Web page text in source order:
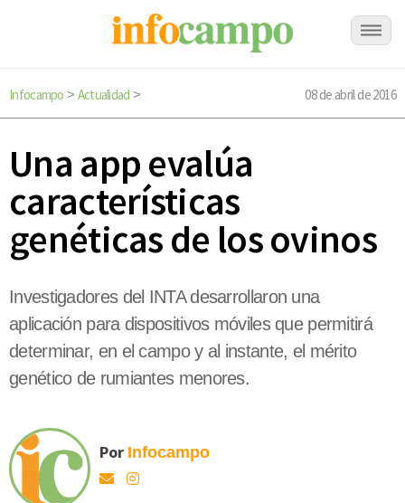
Infocampo > Actualidad > 08 de abril de 2016
Una app evalúa
características
genéticas de los ovinos
Investigadores del INTA desarrollaron una
aplicación para dispositivos móviles que permitirá
determinar, en el campo y al instante, el mérito
genético de rumiantes menores.
Por Infocampo